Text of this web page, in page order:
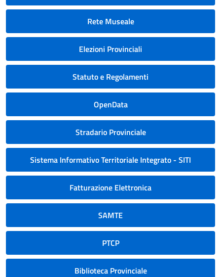
Rete Museale
Elezioni Provinciali
Statuto e Regolamenti
OpenData
Stradario Provinciale
Sistema Informativo Territoriale Integrato - SITI
Fatturazione Elettronica
SAMTE
PTCP
Biblioteca Provinciale